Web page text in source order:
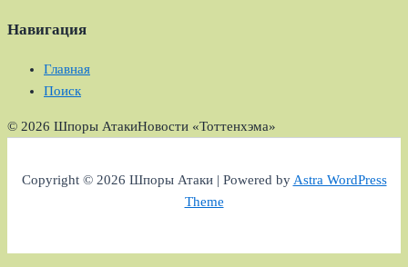
Навигация
Главная
Поиск
© 2026 Шпоры АтакиНовости «Тоттенхэма»
Copyright © 2026 Шпоры Атаки | Powered byAstra WordPress
Theme